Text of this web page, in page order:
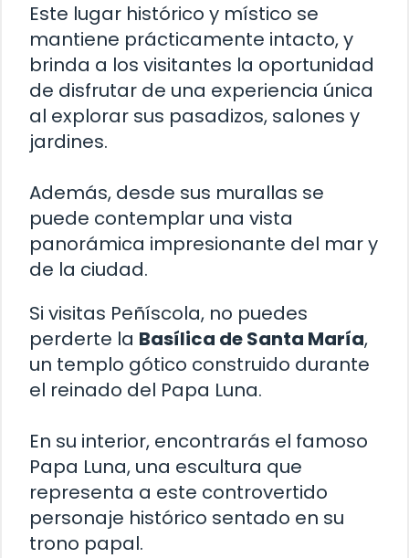
Este lugar histórico y místico se
mantiene prácticamente intacto, y
brinda a los visitantes la oportunidad
de disfrutar de una experiencia única
al explorar sus pasadizos, salones y
jardines.
Además, desde sus murallas se
puede contemplar una vista
panorámica impresionante del mar y
de la ciudad.
Si visitas Peñíscola, no puedes
perderte la Basílica de Santa María,
un templo gótico construido durante
el reinado del Papa Luna.
En su interior, encontrarás el famoso
Papa Luna, una escultura que
representa a este controvertido
personaje histórico sentado en su
trono papal.